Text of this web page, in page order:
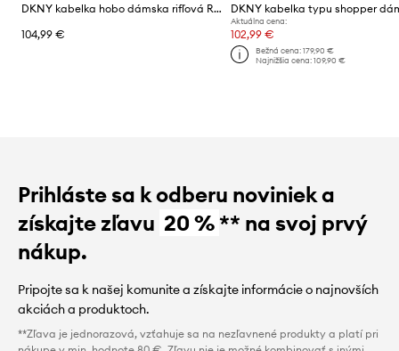
DKNY kabelka hobo dámska rifľová REMY
104,99 €
Aktuálna cena:
102,99 €
Bežná cena: 179,90 €
Najnižšia cena: 109,90 €
Prihláste sa k odberu noviniek a
získajte zľavu 20 %** na svoj prvý
nákup.
Pripojte sa k našej komunite a získajte informácie o najnovších
akciách a produktoch.
**Zľava je jednorazová, vzťahuje sa na nezľavnené produkty a platí pri